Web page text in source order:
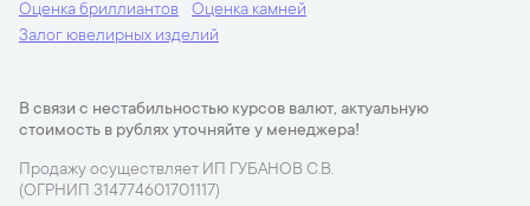
Оценка бриллиантов
Оценка камней
Залог ювелирных изделий
В связи с нестабильностью курсов валют, актуальную
стоимость в рублях уточняйте у менеджера!
Продажу осуществляет ИП ГУБАНОВ С.В.
(ОГРНИП 314774601701117)